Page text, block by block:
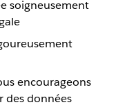
soigneusement
encourageons
des données